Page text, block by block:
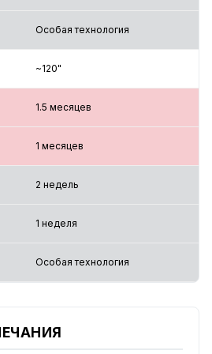
Особая технология
~120"
1.5 месяцев
1 месяцев
2 недель
1 неделя
Особая технология